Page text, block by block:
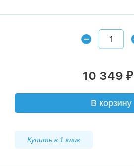
10 349 ₽
В корзину
Купить в 1 клик